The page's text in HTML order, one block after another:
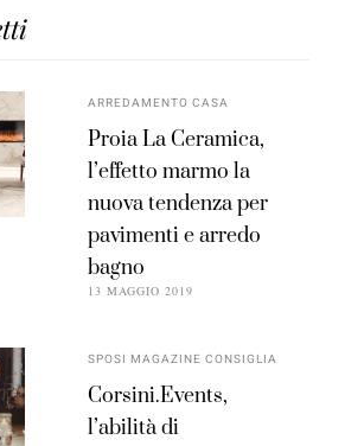
ARREDAMENTO CASA
Proia La Ceramica,
l’effetto marmo la
nuova tendenza per
pavimenti e arredo
bagno
13 MAGGIO 2019
SPOSI MAGAZINE CONSIGLIA
Corsini.Events,
l’abilità di